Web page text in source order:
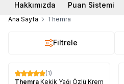
Hakkımızda
Puan Sistemi
Ana Sayfa Themra
Filtrele
%17
(1)
Themra Kekik Yağı Özlü Krem